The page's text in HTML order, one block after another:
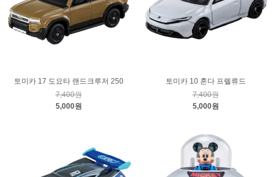
토미카 17 도요타 랜드크루저 250
7,400원
5,000원
토미카 10 혼다 프렐류드
7,400원
5,000원